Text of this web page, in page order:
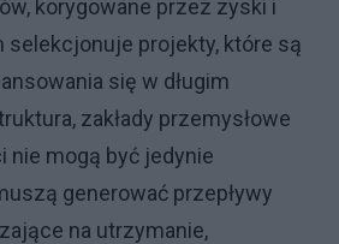
korygowane przez zyski i
selekcjonuje projekty, które są
się w długim
zakłady przemysłowe
nie mogą być jedynie
generować przepływy
na utrzymanie,